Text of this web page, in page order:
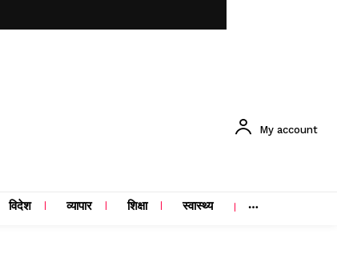
My account
विदेश व्यापार शिक्षा स्वास्थ्य